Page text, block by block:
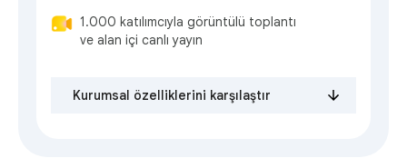
1.000 katılımcıyla görüntülü toplantı
ve alan içi canlı yayın
Kurumsal özelliklerini karşılaştır